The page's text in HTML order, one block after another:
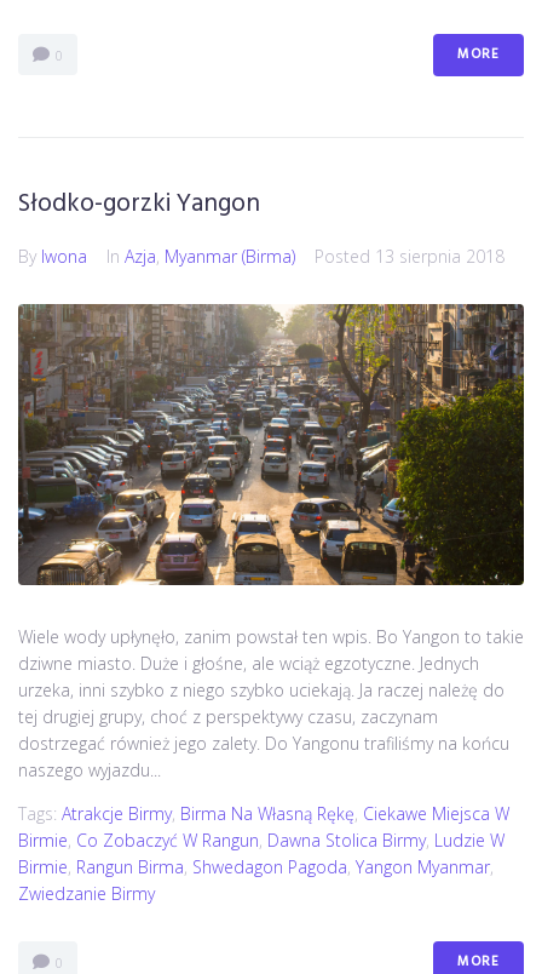
0 MORE
Słodko-gorzki Yangon
By Iwona In Azja, Myanmar (Birma) Posted 13 sierpnia 2018
Wiele wody upłynęło, zanim powstał ten wpis. Bo Yangon to takie
dziwne miasto. Duże i głośne, ale wciąż egzotyczne. Jednych
urzeka, inni szybko z niego szybko uciekają. Ja raczej należę do
tej drugiej grupy, choć z perspektywy czasu, zaczynam
dostrzegać również jego zalety. Do Yangonu trafiliśmy na końcu
naszego wyjazdu...
Tags: Atrakcje Birmy, Birma Na Własną Rękę, Ciekawe Miejsca W
Birmie, Co Zobaczyć W Rangun, Dawna Stolica Birmy, Ludzie W
Birmie, Rangun Birma, Shwedagon Pagoda, Yangon Myanmar,
Zwiedzanie Birmy
0 MORE